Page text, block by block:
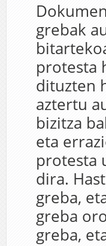
grebak
protesta
dituzten
aztertu
bizitza
eta
protesta
dira.
greba,
greba
greba,